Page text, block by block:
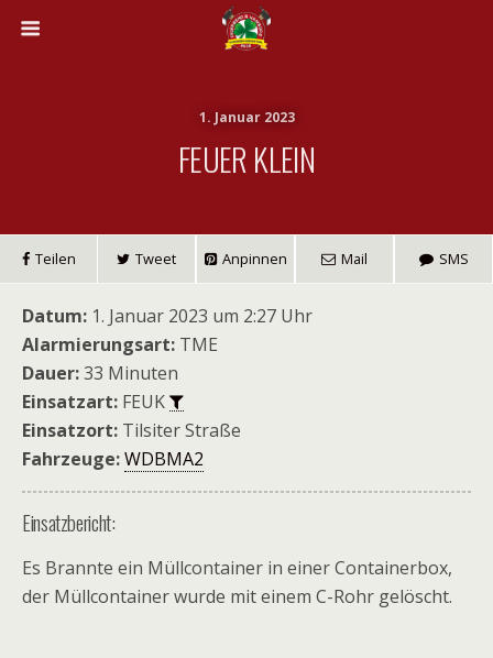
1. Januar 2023
FEUER KLEIN
Teilen Tweet Anpinnen Mail SMS
Datum: 1. Januar 2023 um 2:27 Uhr
Alarmierungsart: TME
Dauer:33 Minuten
Einsatzart: FEUK
Einsatzort: Tilsiter Straße
Fahrzeuge:WDBMA2
Einsatzbericht:
Es Brannte ein Müllcontainer in einer Containerbox,
der Müllcontainer wurde mit einem C-Rohr gelöscht.